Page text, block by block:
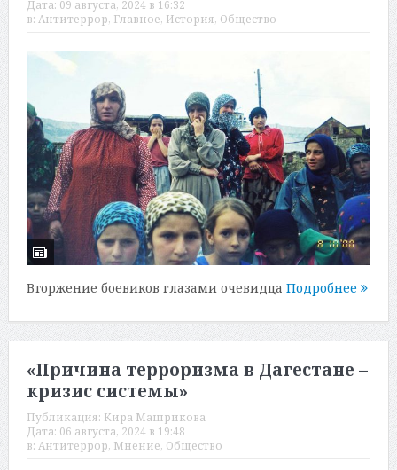
Дата: 09 августа, 2024 в 16:32
в: Антитеррор, Главное, История, Общество
Вторжение боевиков глазами очевидца Подробнее
«Причина терроризма в Дагестане –
кризис системы»
Публикация: Кира Машрикова
Дата: 06 августа, 2024 в 19:48
в: Антитеррор, Мнение, Общество